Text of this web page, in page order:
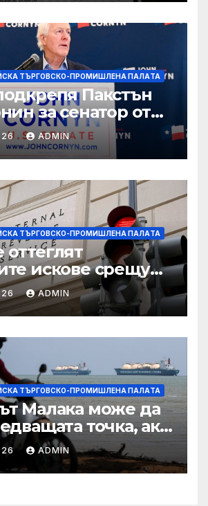
ТЪРГОВСКО-ПРОМИШЛЕНА ПАЛAТА
Пакстън
за сенатор от
шокираща
ADMIN
ТЪРГОВСКО-ПРОМИШЛЕНА ПАЛAТА
искове срещу
в
за съдебно дело с
ADMIN
ТЪРГОВСКО-ПРОМИШЛЕНА ПАЛAТА
Малака може да
точка, ако
внимава
ADMIN